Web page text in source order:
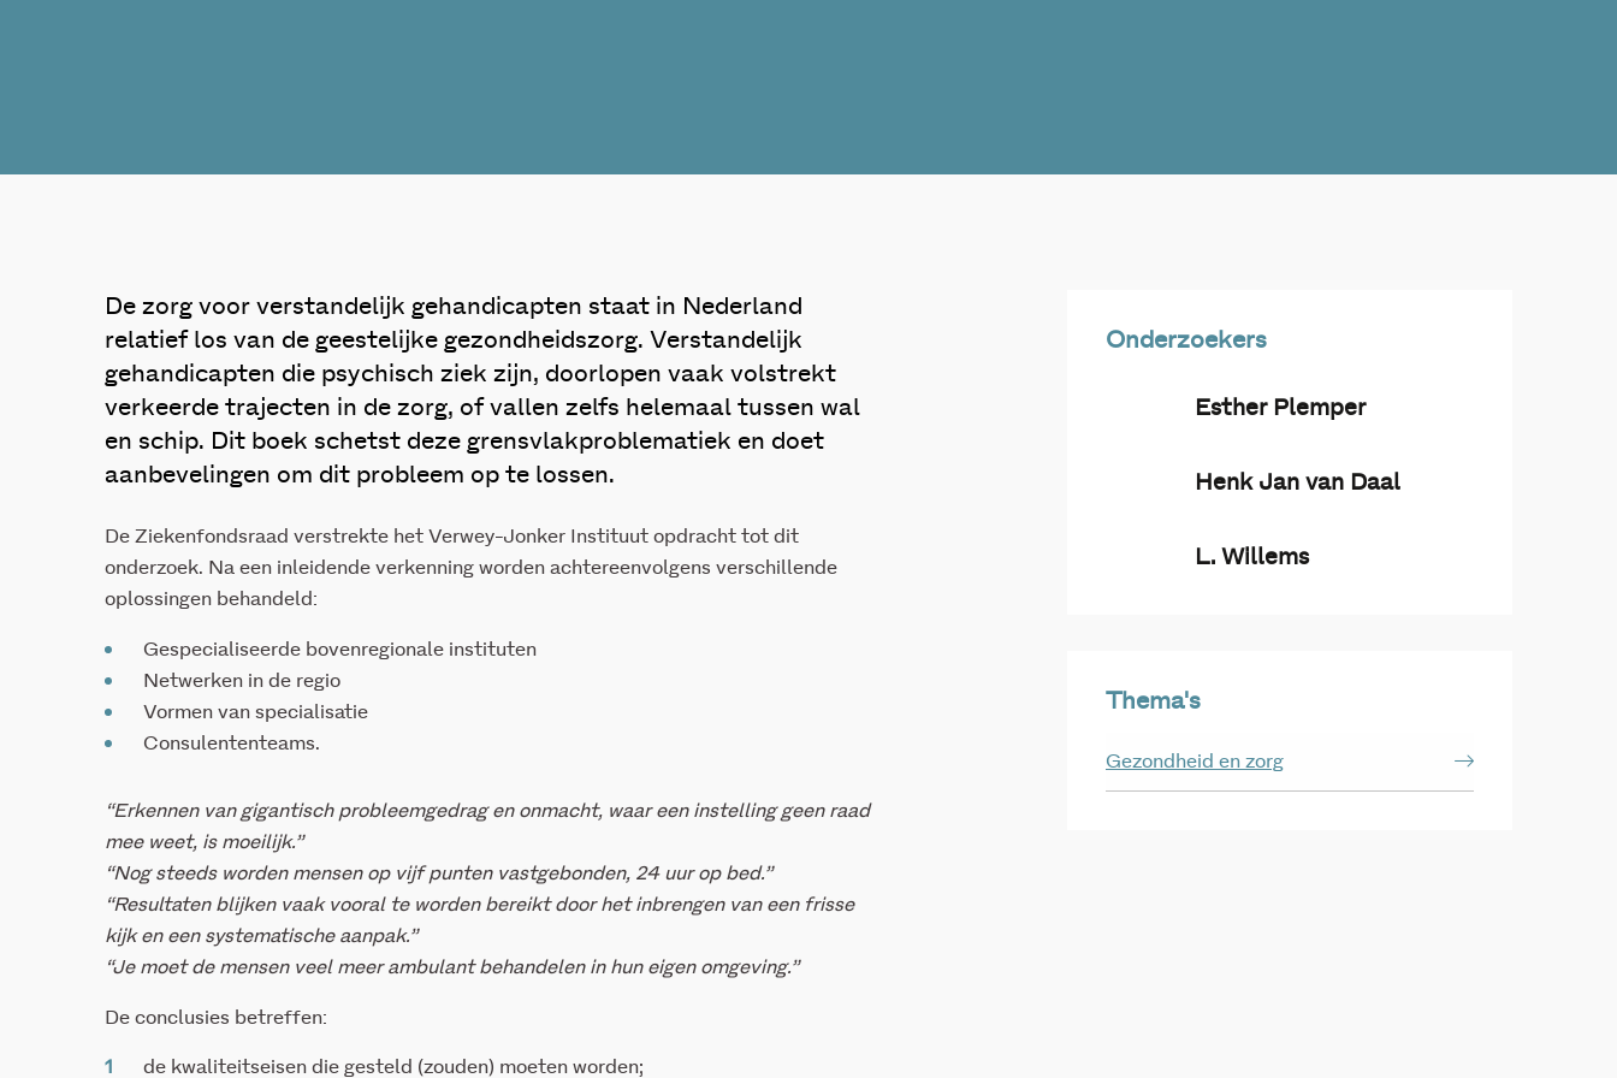
De zorg voor verstandelijk gehandicapten staat in Nederland
relatief los van de geestelijke gezondheidszorg. Verstandelijk
gehandicapten die psychisch ziek zijn, doorlopen vaak volstrekt
verkeerde trajecten in de zorg, of vallen zelfs helemaal tussen wal
en schip. Dit boek schetst deze grensvlakproblematiek en doet
aanbevelingen om dit probleem op te lossen.
De Ziekenfondsraad verstrekte het Verwey-Jonker Instituut opdracht tot dit
onderzoek. Na een inleidende verkenning worden achtereenvolgens verschillende
oplossingen behandeld:
Gespecialiseerde bovenregionale instituten
Netwerken in de regio
Vormen van specialisatie
Consulententeams.
“Erkennen van gigantisch probleemgedrag en onmacht, waar een instelling geen raad
mee weet, is moeilijk.”
“Nog steeds worden mensen op vijf punten vastgebonden, 24 uur op bed.”
“Resultaten blijken vaak vooral te worden bereikt door het inbrengen van een frisse
kijk en een systematische aanpak.”
“Je moet de mensen veel meer ambulant behandelen in hun eigen omgeving.”
De conclusies betreffen:
de kwaliteitseisen die gesteld (zouden) moeten worden;
Onderzoekers
Esther Plemper
Henk Jan van Daal
L. Willems
Thema's
Gezondheid en zorg